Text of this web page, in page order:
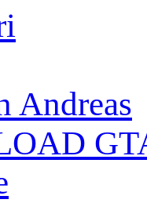
Andreas